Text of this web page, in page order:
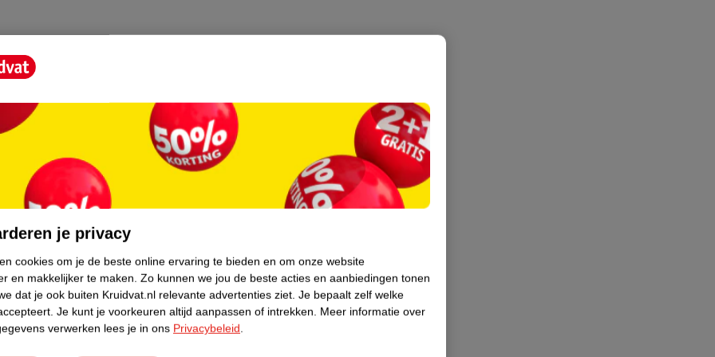
dun en dient dus enkel voor de sier.
je privacy
cookies om je de beste online ervaring te bieden en om onze website
en makkelijker te maken. Zo kunnen we jou de beste acties en aanbiedingen tonen
dat je ook buiten Kruidvat.nl relevante advertenties ziet. Je bepaalt zelf welke
Je kunt je voorkeuren altijd aanpassen of intrekken. Meer informatie over
verwerken lees je in ons Privacybeleid.